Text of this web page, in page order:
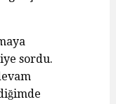
sordu.